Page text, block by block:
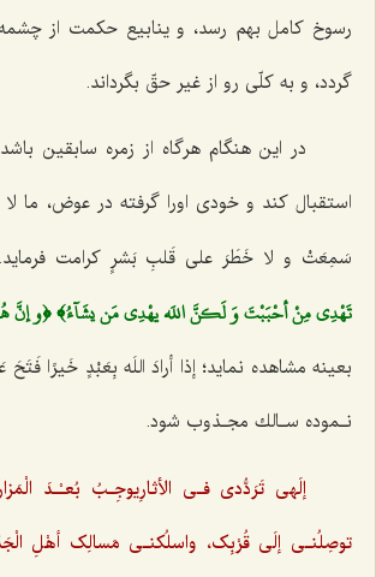
رسوخ كامل بهم رسد، و ینابیع حكمت از
گردد، و به كلّی رو از غیر حقّ بگرداند.
در این هنگام هرگاه از زمره سابقین
استقبال كند و خودی اورا گرفته در عوض، ما
سَمِعَتْ و لا خَطَرَ علی‌ قَلبِ بَشرٍ كرامت
تَهْدِي مِنْ أحْبَبْتَ‌ وَ لَكنَّ اللَه يهْدِي مَن يشَآءُ﴾ ﴿و إنَّ
بعینه مشاهده نماید؛إذا أرادَ اللَه بِعَبْدٍ خَیرًا
نـموده سـالك مجـذوب شود.
إلَهی تَرَدُّدی فـی الأثارِیوجِـبُ بُعـْـدَ‌
توصِلُنـی إلَی قُرْبِک، واسلُکنـی مَسالِک‌ أهْلِ